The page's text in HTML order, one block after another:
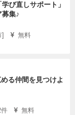
び直しサポート」
集♪
]
無料
る仲間を見つけよ
無料